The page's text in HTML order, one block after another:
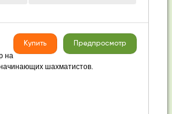
Предпросмотр
Купить
на
шахматистов.